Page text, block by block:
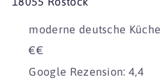
moderne deutsche Küche
€€
Google Rezension: 4,4